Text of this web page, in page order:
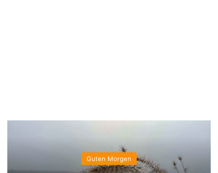
Guten Morgen